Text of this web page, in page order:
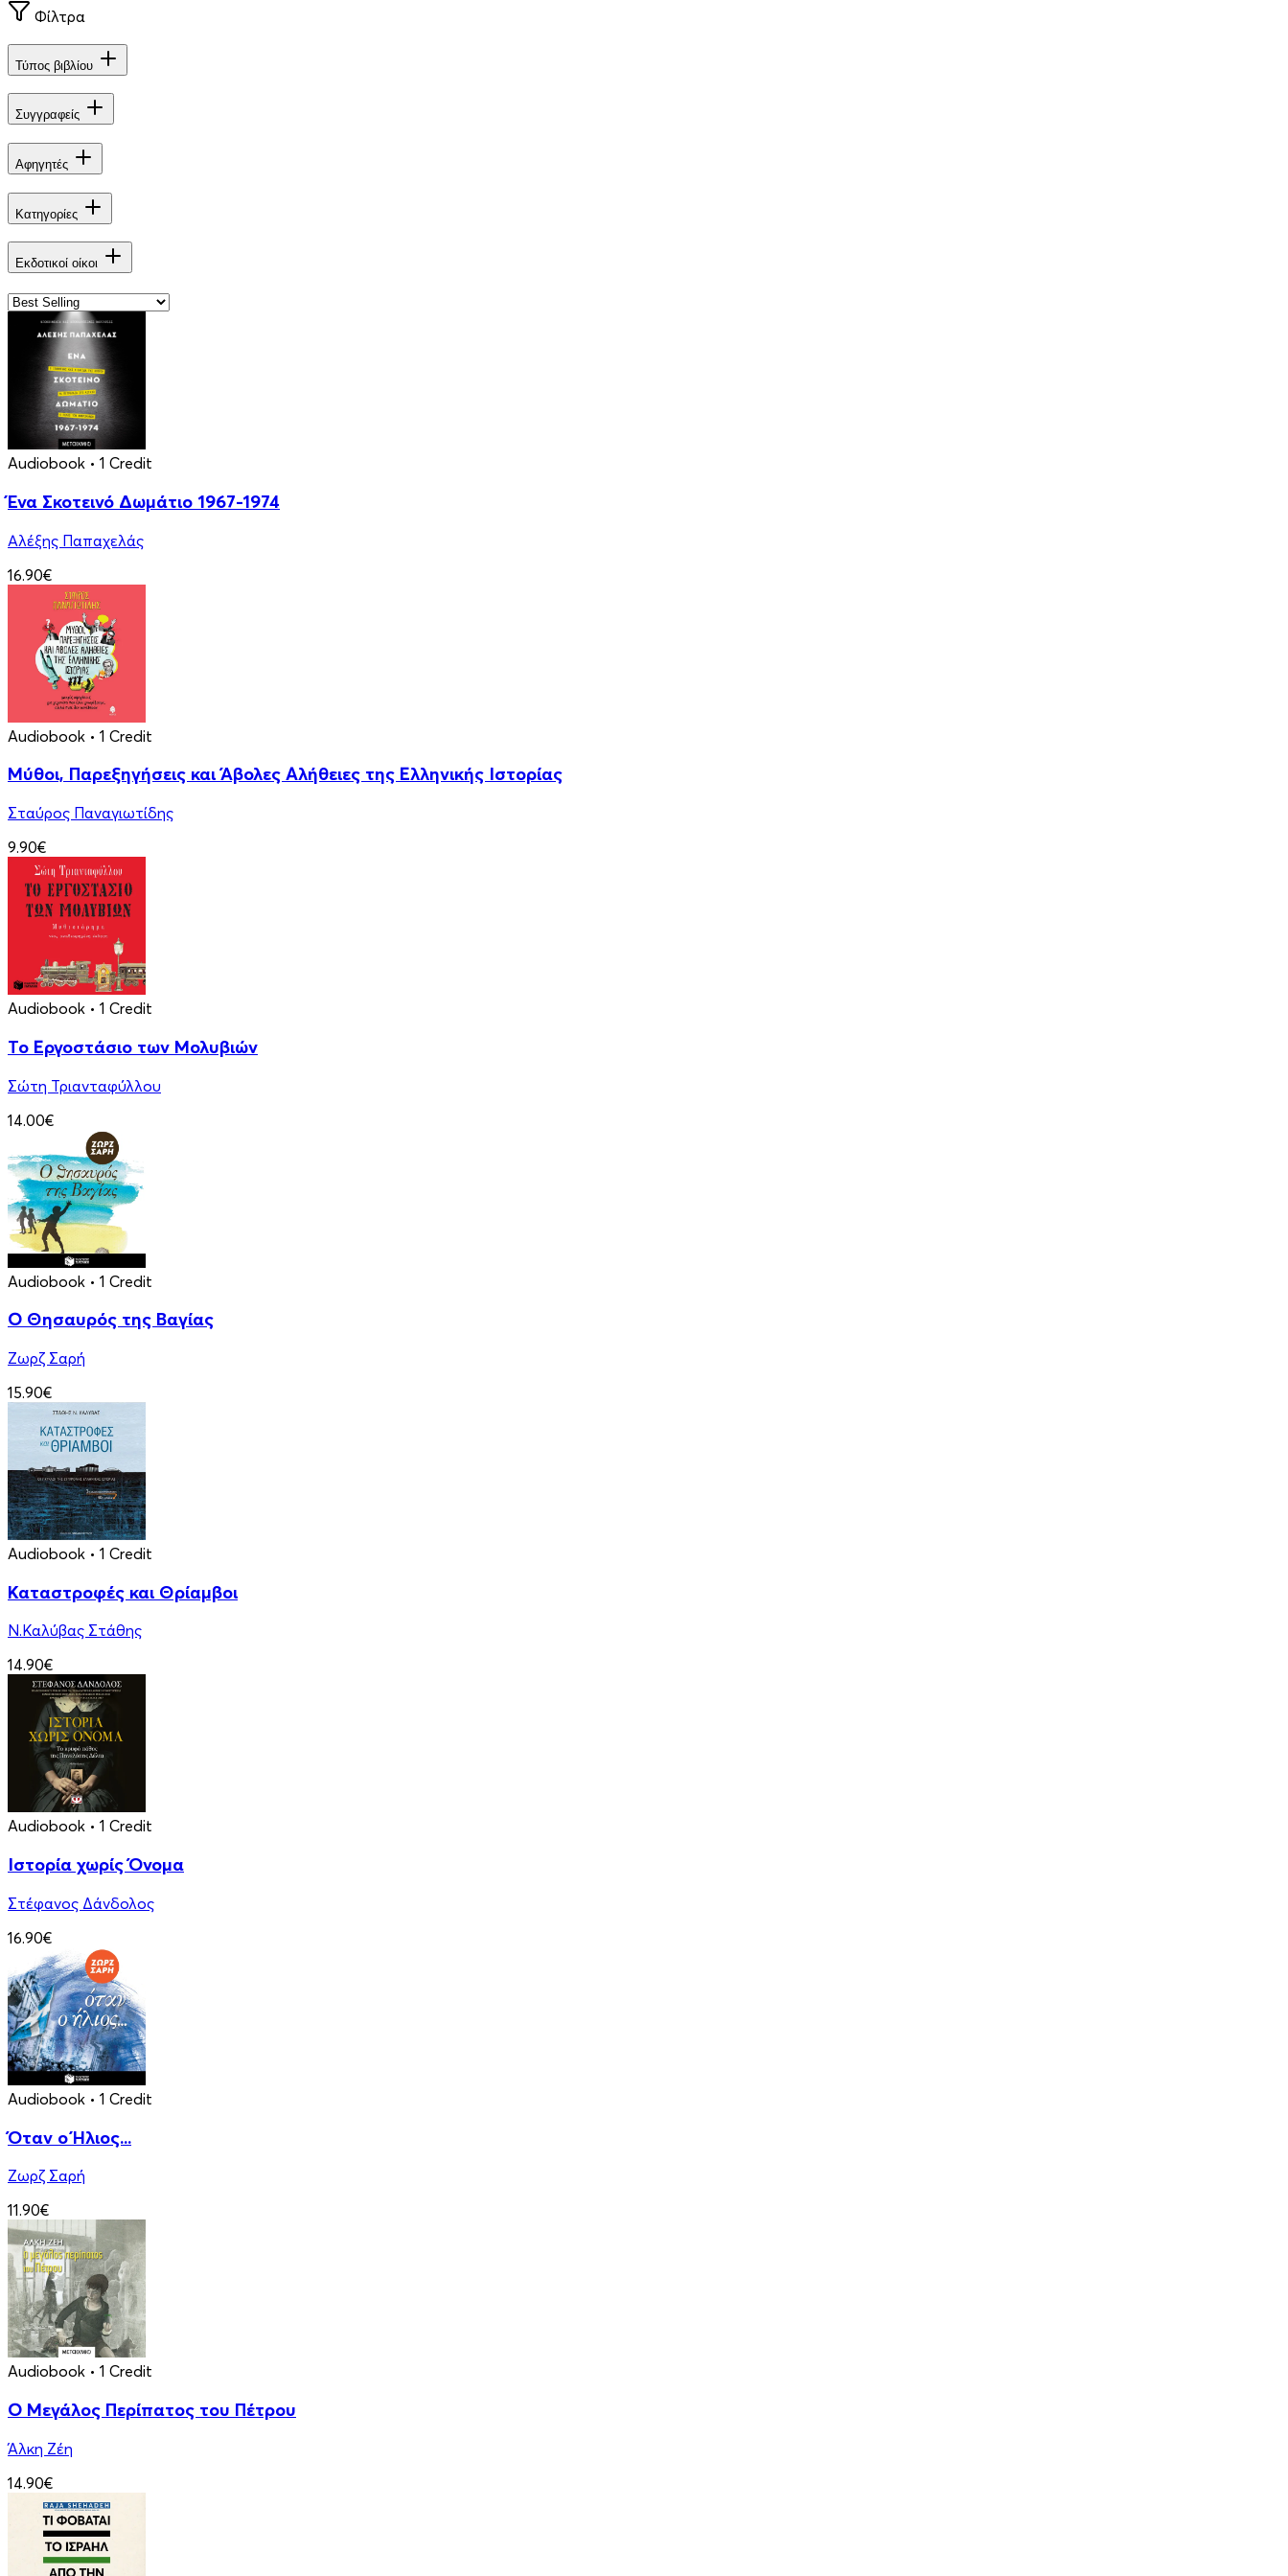
Φίλτρα
Τύπος βιβλίου
Συγγραφείς
Αφηγητές
Κατηγορίες
Εκδοτικοί οίκοι
Audiobook • 1 Credit
Ένα Σκοτεινό Δωμάτιο 1967-1974
Αλέξης Παπαχελάς
16.90€
Audiobook • 1 Credit
Μύθοι, Παρεξηγήσεις και Άβολες Αλήθειες της Ελληνικής Ιστορίας
Σταύρος Παναγιωτίδης
9.90€
Audiobook • 1 Credit
Το Εργοστάσιο των Μολυβιών
Σώτη Τριανταφύλλου
14.00€
Audiobook • 1 Credit
Ο Θησαυρός της Βαγίας
Ζωρζ Σαρή
15.90€
Audiobook • 1 Credit
Καταστροφές και Θρίαμβοι
Ν.Καλύβας Στάθης
14.90€
Audiobook • 1 Credit
Ιστορία χωρίς Όνομα
Στέφανος Δάνδολος
16.90€
Audiobook • 1 Credit
Όταν ο Ήλιος...
Ζωρζ Σαρή
11.90€
Audiobook • 1 Credit
Ο Μεγάλος Περίπατος του Πέτρου
Άλκη Ζέη
14.90€